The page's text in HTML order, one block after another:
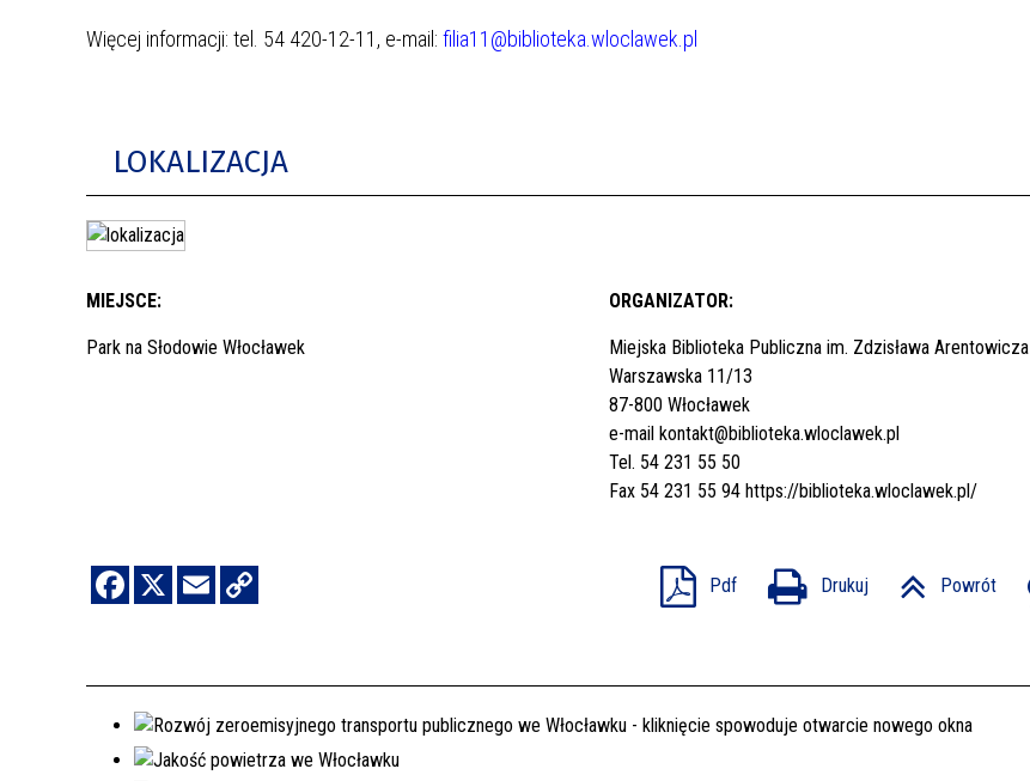
Więcej informacji: tel. 54 420-12-11, e-mail: filia11@biblioteka.wloclawek.pl
LOKALIZACJA
MIEJSCE:
Park na Słodowie Włocławek
ORGANIZATOR:
Miejska Biblioteka Publiczna im. Zdzisława Arentowicza
Warszawska 11/13
87-800 Włocławek
e-mail kontakt@biblioteka.wloclawek.pl
Tel. 54 231 55 50
Fax 54 231 55 94 https://biblioteka.wloclawek.pl/
Pdf Drukuj Powrót